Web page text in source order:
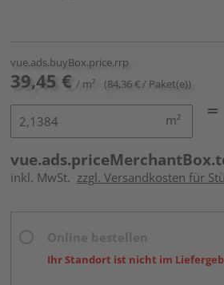
vue.ads.buyBox.price.rrp
39,45 € / m² (84,36 € / Paket(e))
m²
inkl. MwSt. zzgl. Versandkosten für
Ihr Standort ist nicht im